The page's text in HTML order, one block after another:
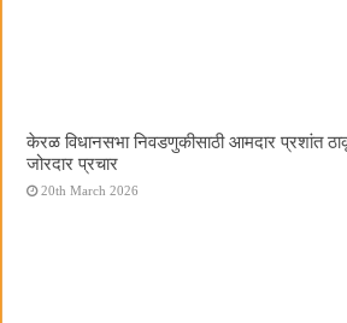
केरळ विधानसभा निवडणुकीसाठी आमदार प्रशांत
जोरदार प्रचार
20th March 2026